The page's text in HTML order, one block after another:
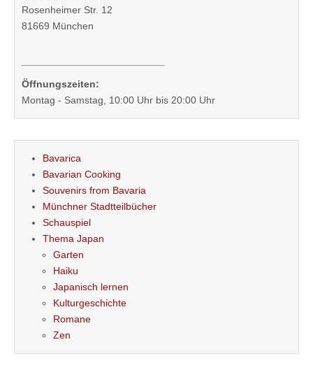
Rosenheimer Str. 12
81669 München
Öffnungszeiten:
Montag - Samstag, 10:00 Uhr bis 20:00 Uhr
Bavarica
Bavarian Cooking
Souvenirs from Bavaria
Münchner Stadtteilbücher
Schauspiel
Thema Japan
Garten
Haiku
Japanisch lernen
Kulturgeschichte
Romane
Zen